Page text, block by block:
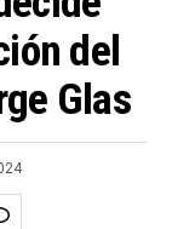
del
Glas